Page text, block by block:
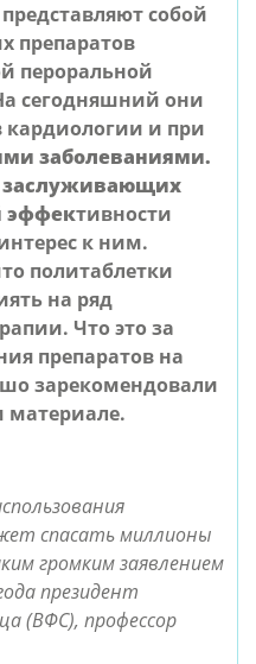
собой
препаратов
пероральной
сегодняшний они
кардиологии и при
заболеваниями.
заслуживающих
эффективности
к ним.
политаблетки
на ряд
Что это за
препаратов на
зарекомендовали
материале.
спасать миллионы
громким заявлением
президент
(ВФС), профессор